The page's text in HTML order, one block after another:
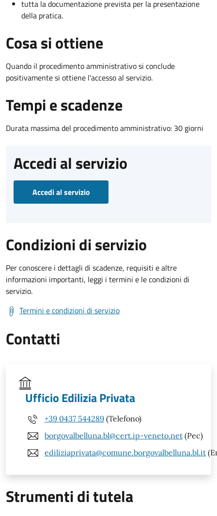
tutta la documentazione prevista per la presentazione
della pratica.
Cosa si ottiene
Quando il procedimento amministrativo si conclude
positivamente si ottiene l'accesso al servizio.
Tempi e scadenze
Durata massima del procedimento amministrativo: 30 giorni
Accedi al servizio
Accedi al servizio
Condizioni di servizio
Per conoscere i dettagli di scadenze, requisiti e altre
informazioni importanti, leggi i termini e le condizioni di
servizio.
Termini e condizioni di servizio
Contatti
Ufficio Edilizia Privata
+39 0437 544289 (Telefono)
borgovalbelluna.bl@cert.ip-veneto.net (Pec)
ediliziaprivata@comune.borgovalbelluna.bl.it
Strumenti di tutela